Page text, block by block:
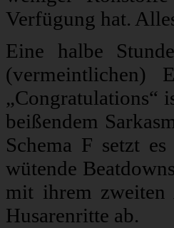
Verfügung hat.
Eine halbe
(vermeintlichen)
„Congratulations“
beißendem
Schema F setzt
wütende
mit ihrem
Husarenritte ab.